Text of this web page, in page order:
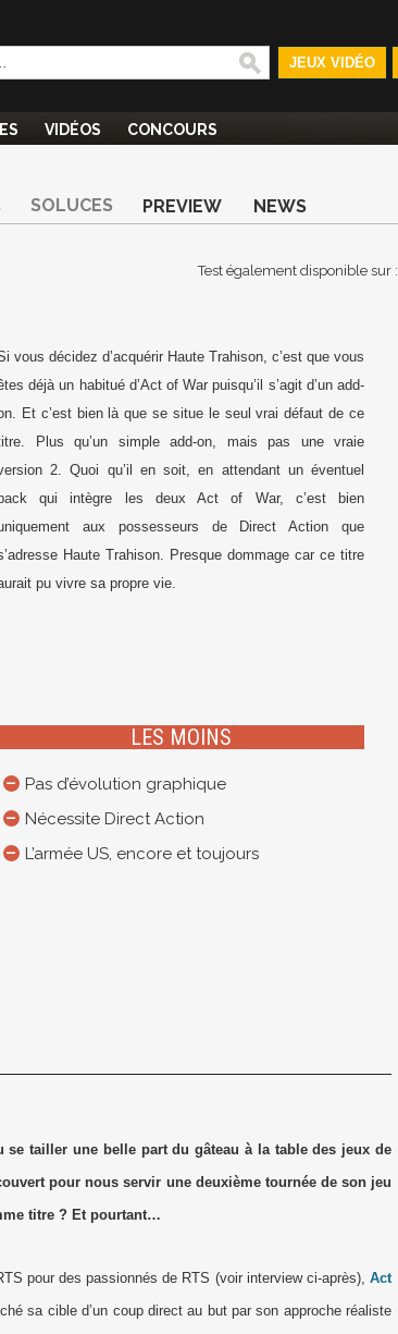
JEUX VIDÉO
VIDÉOS CONCOURS
SOLUCES PREVIEW NEWS
Test également disponible sur :
vous décidez d’acquérir Haute Trahison, c’est que vous
déjà un habitué d’Act of War puisqu’il s’agit d’un add-
Et c’est bien là que se situe le seul vrai défaut de ce
Plus qu’un simple add-on, mais pas une vraie
2. Quoi qu’il en soit, en attendant un éventuel
qui intègre les deux Act of War, c’est bien
aux possesseurs de Direct Action que
Haute Trahison. Presque dommage car ce titre
pu vivre sa propre vie.
LES MOINS
Pas d’évolution graphique
Nécessite Direct Action
L’armée US, encore et toujours
se tailler une belle part du gâteau à la table des jeux de
pour nous servir une deuxième tournée de son jeu
titre ? Et pourtant…
pour des passionnés de RTS (voir interview ci-après), Act
sa cible d’un coup direct au but par son approche réaliste